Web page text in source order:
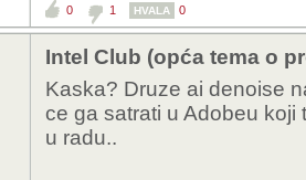
Spark ce uzeti
2027, onda i dio
pregazeni nije vise
0 1 HVALA 0
Intel Club (opća tema o
Kaska? Druze ai denoise
ce ga satrati u Adobeu
u radu..